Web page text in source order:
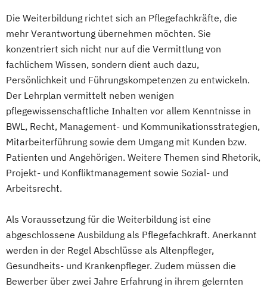
Die Weiterbildung richtet sich an Pflegefachkräfte, die
mehr Verantwortung übernehmen möchten. Sie
konzentriert sich nicht nur auf die Vermittlung von
fachlichem Wissen, sondern dient auch dazu,
Persönlichkeit und Führungskompetenzen zu entwickeln.
Der Lehrplan vermittelt neben wenigen
pflegewissenschaftliche Inhalten vor allem Kenntnisse in
BWL, Recht, Management- und Kommunikationsstrategien,
Mitarbeiterführung sowie dem Umgang mit Kunden bzw.
Patienten und Angehörigen. Weitere Themen sind Rhetorik,
Projekt- und Konfliktmanagement sowie Sozial- und
Arbeitsrecht.
Als Voraussetzung für die Weiterbildung ist eine
abgeschlossene Ausbildung als Pflegefachkraft. Anerkannt
werden in der Regel Abschlüsse als Altenpfleger,
Gesundheits- und Krankenpfleger. Zudem müssen die
Bewerber über zwei Jahre Erfahrung in ihrem gelernten